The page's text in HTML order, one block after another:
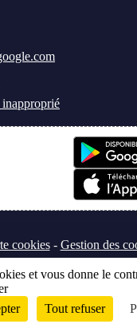
cookies Gestion des
et vous donne le
Tout refuser